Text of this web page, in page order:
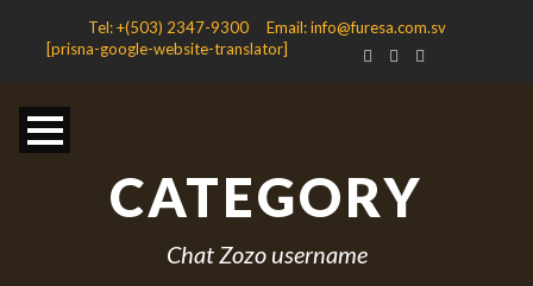
Tel: +(503) 2347-9300 Email: info@furesa.com.sv
[prisna-google-website-translator]
CATEGORY
Chat Zozo username